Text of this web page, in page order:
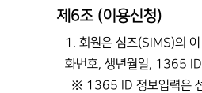
제6조 (이용신청)
1. 회원은 심즈(SIMS)의
화번호, 생년월일, 1365
※ 1365 ID 정보입력은